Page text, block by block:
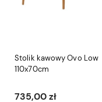
Stolik kawowy Ovo Low
110x70cm
735,00 zł